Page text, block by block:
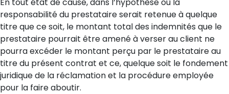
responsabilité du prestataire serait retenue à quelque
titre que ce soit, le montant total des indemnités que le
prestataire pourrait être amené à verser au client ne
pourra excéder le montant perçu par le prestataire au
titre du présent contrat et ce, quelque soit le fondement
juridique de la réclamation et la procédure employée
pour la faire aboutir.